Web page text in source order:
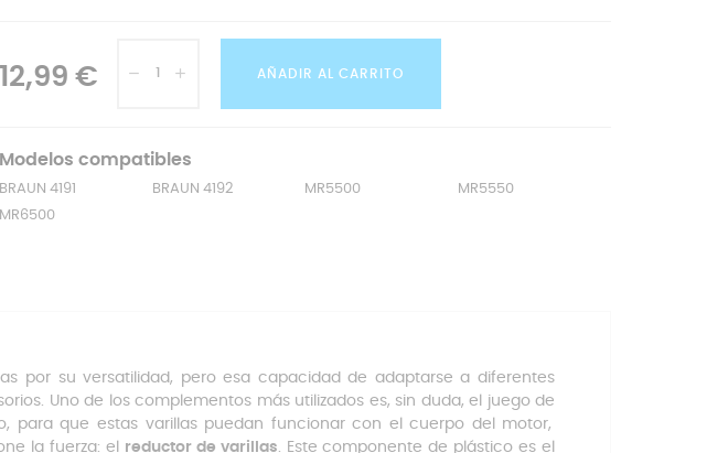
12,99 € AÑADIR AL CARRITO
Modelos compatibles
BRAUN 4191 BRAUN 4192 MR5500
MR5550
MR6500
por su versatilidad, pero esa capacidad de adaptarse a diferentes
Uno de los complementos más utilizados es, sin duda, el juego de
para que estas varillas puedan funcionar con el cuerpo del motor,
la fuerza: el reductor de varillas. Este componente de plástico es el